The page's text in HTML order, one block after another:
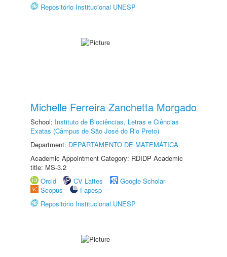
Repositório Institucional UNESP
Michelle Ferreira Zanchetta Morgado
School: Instituto de Biociências, Letras e Ciências
Exatas (Câmpus de São José do Rio Preto)
Department: DEPARTAMENTO DE MATEMÁTICA
Academic Appointment Category: RDIDP Academic
title: MS-3.2
Orcid
CV Lattes
Google Scholar
Scopus
Fapesp
Repositório Institucional UNESP